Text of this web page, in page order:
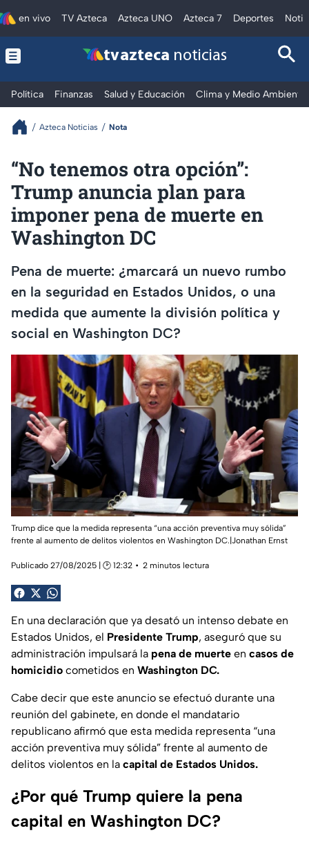
en vivo TV Azteca Azteca UNO Azteca 7 Deportes
tv azteca noticias
Política Finanzas Salud y Educación Clima y Medio Ambiente
Azteca Noticias Nota
“No tenemos otra opción”:
Trump anuncia plan para
imponer pena de muerte en
Washington DC
Pena de muerte: ¿marcará un nuevo rumbo
en la seguridad en Estados Unidos, o una
medida que aumente la división política y
social en Washington DC?
Trump dice que la medida representa “una acción preventiva muy sólida”
frente al aumento de delitos violentos en Washington DC.|Jonathan Ernst
Publicado 27/08/2025 | 🕑 12:32 2 minutos lectura
En una declaración que ya desató un intenso debate en
Estados Unidos, el Presidente Trump, aseguró que su
administración impulsará la pena de muerte en casos de
homicidio cometidos en Washington DC.
Cabe decir que este anuncio se efectuó durante una
reunión del gabinete, en donde el mandatario
republicano afirmó que esta medida representa “una
acción preventiva muy sólida” frente al aumento de
delitos violentos en la capital de Estados Unidos.
¿Por qué Trump quiere la pena
capital en Washington DC?